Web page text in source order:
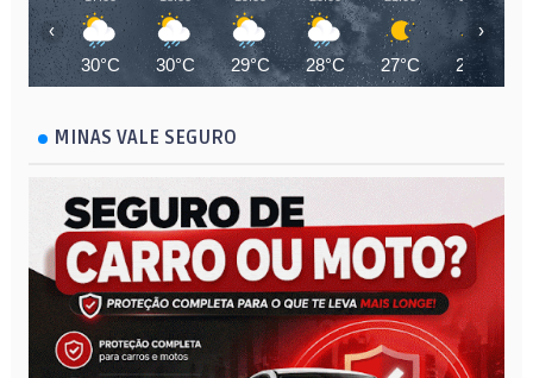
30°C 30°C 29°C 28°C 27°C 27°C
‹ ›
MINAS VALE SEGURO